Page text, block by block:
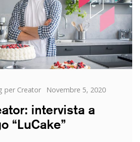
per Creator
Posted
Novembre 5, 2020
intervista a
“LuCake”